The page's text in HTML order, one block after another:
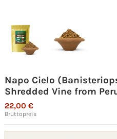
Napo Cielo
Shredded Vine from
22,00 €
Bruttopreis